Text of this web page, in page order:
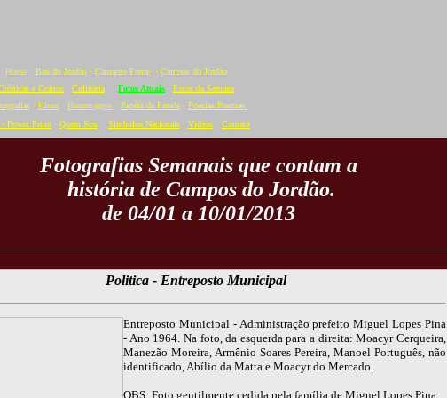
Home · Baú do Jordão · Camargo Freire · Campos do Jordão
e Contos · Culinária · Fotos Atuais · Fotos da Semana
· Hinos · Homenagens · Papéis de Parede · Poesias/Poemas
- Power Point· Quem Sou· Símbolos Nacionais· Vídeos · Contato
Fotografias Semanais que contam a
história de Campos do Jordão.
de 04/01 a 10/01/2013
Politica - Entreposto Municipal
Entreposto Municipal - Administração prefeito Miguel Lopes Pina
- Ano 1964. Na foto, da esquerda para a direita: Moacyr Cerqueira,
Manezão Moreira, Armênio Soares Pereira, Manoel Português, não
identificado, Abílio da Matta e Moacyr do Mercado.
OBS: Foto gentilmente cedida pela família de Miguel Lopes Pina.